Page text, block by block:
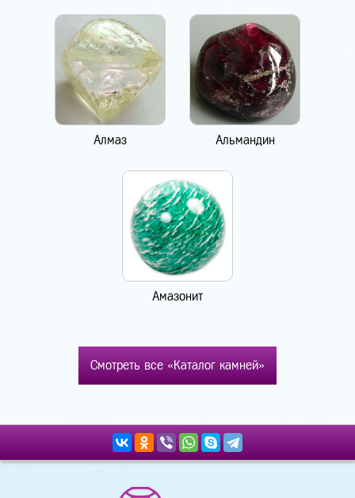
Алмаз Альмандин
Амазонит
Смотреть все «Каталог камней»